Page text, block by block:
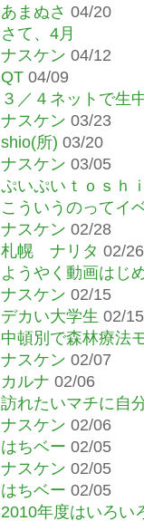
あまぬさ 04/20
さて、4月
ナスケン 04/12
QT 04/09
３／４ネットで生
ナスケン 03/23
shio(所) 03/20
ナスケン 03/05
ぷいぷいｔｏｓｈ
こういうのってイ
ナスケン 02/28
札幌 ナリタ 02/26
ようやく動画はじ
ナスケン 02/15
デカい大学生 02/15
中頓別で森林療法
ナスケン 02/07
カルナ 02/06
訪れたいマチに自
ナスケン 02/06
はちベー 02/05
ナスケン 02/05
はちベー 02/05
2010年度はいろい